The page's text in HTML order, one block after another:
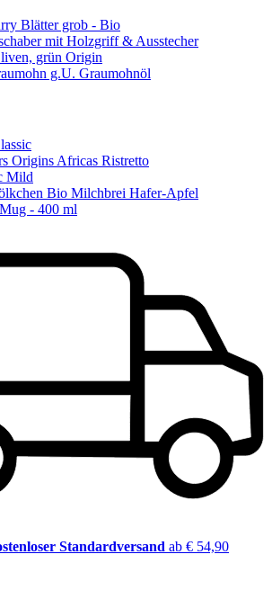
Blätter grob - Bio
mit Holzgriff & Ausstecher
grün Origin
g.U. Graumohnöl
Origins Africas Ristretto
Mild
Bio Milchbrei Hafer-Apfel
- 400 ml
Standardversand ab € 54,90